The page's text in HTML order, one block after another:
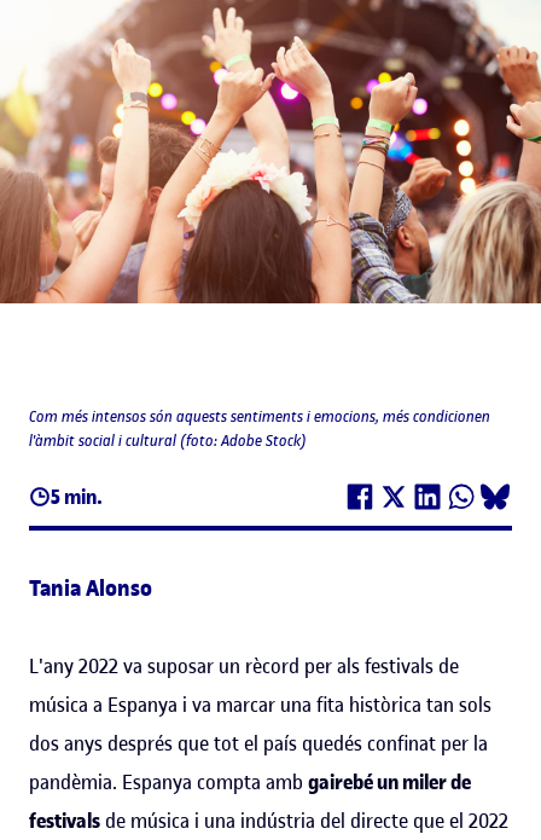
5 min.
Com més intensos són aquests sentiments i emocions, més condicionen
l'àmbit social i cultural (foto: Adobe Stock)
Tania Alonso
L'any 2022 va suposar un rècord per als festivals de
música a Espanya i va marcar una fita històrica tan sols
dos anys després que tot el país quedés confinat per la
pandèmia. Espanya compta amb gairebé un miler de
festivals de música i una indústria del directe que el 2022